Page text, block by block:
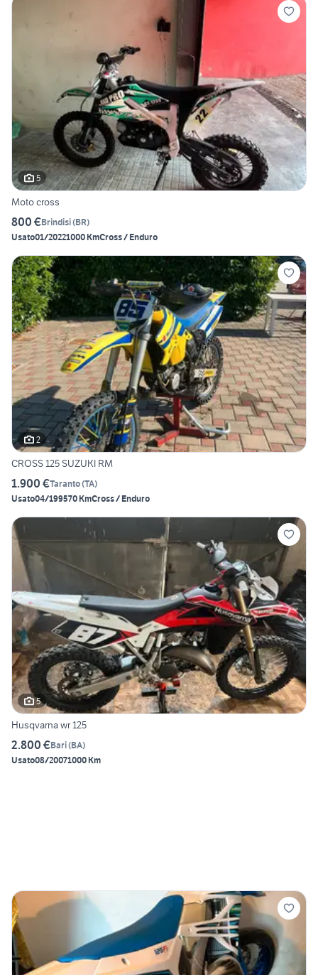
5
Moto cross
800 €Brindisi(BR)
Usato01/20221000 KmCross / Enduro
2
CROSS 125 SUZUKI RM
1.900 €Taranto(TA)
Usato04/199570 KmCross / Enduro
5
Husqvarna wr 125
2.800 €Bari(BA)
Usato08/20071000 Km